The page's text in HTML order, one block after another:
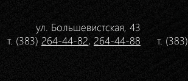
ул. Большевистская, 43
т. (383) 264-44-82, 264-44-88
т. (383)